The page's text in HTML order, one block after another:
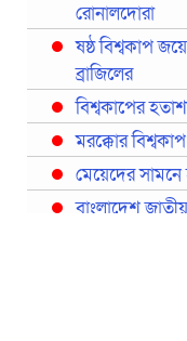
রোনালদোরা
ষষ্ঠ বিশ্বকাপ
ব্রাজিলের
বিশ্বকাপের
মরক্কোর
মেয়েদের সামনে
বাংলাদেশ